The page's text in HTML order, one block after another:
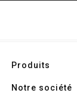
Produits
Notre société